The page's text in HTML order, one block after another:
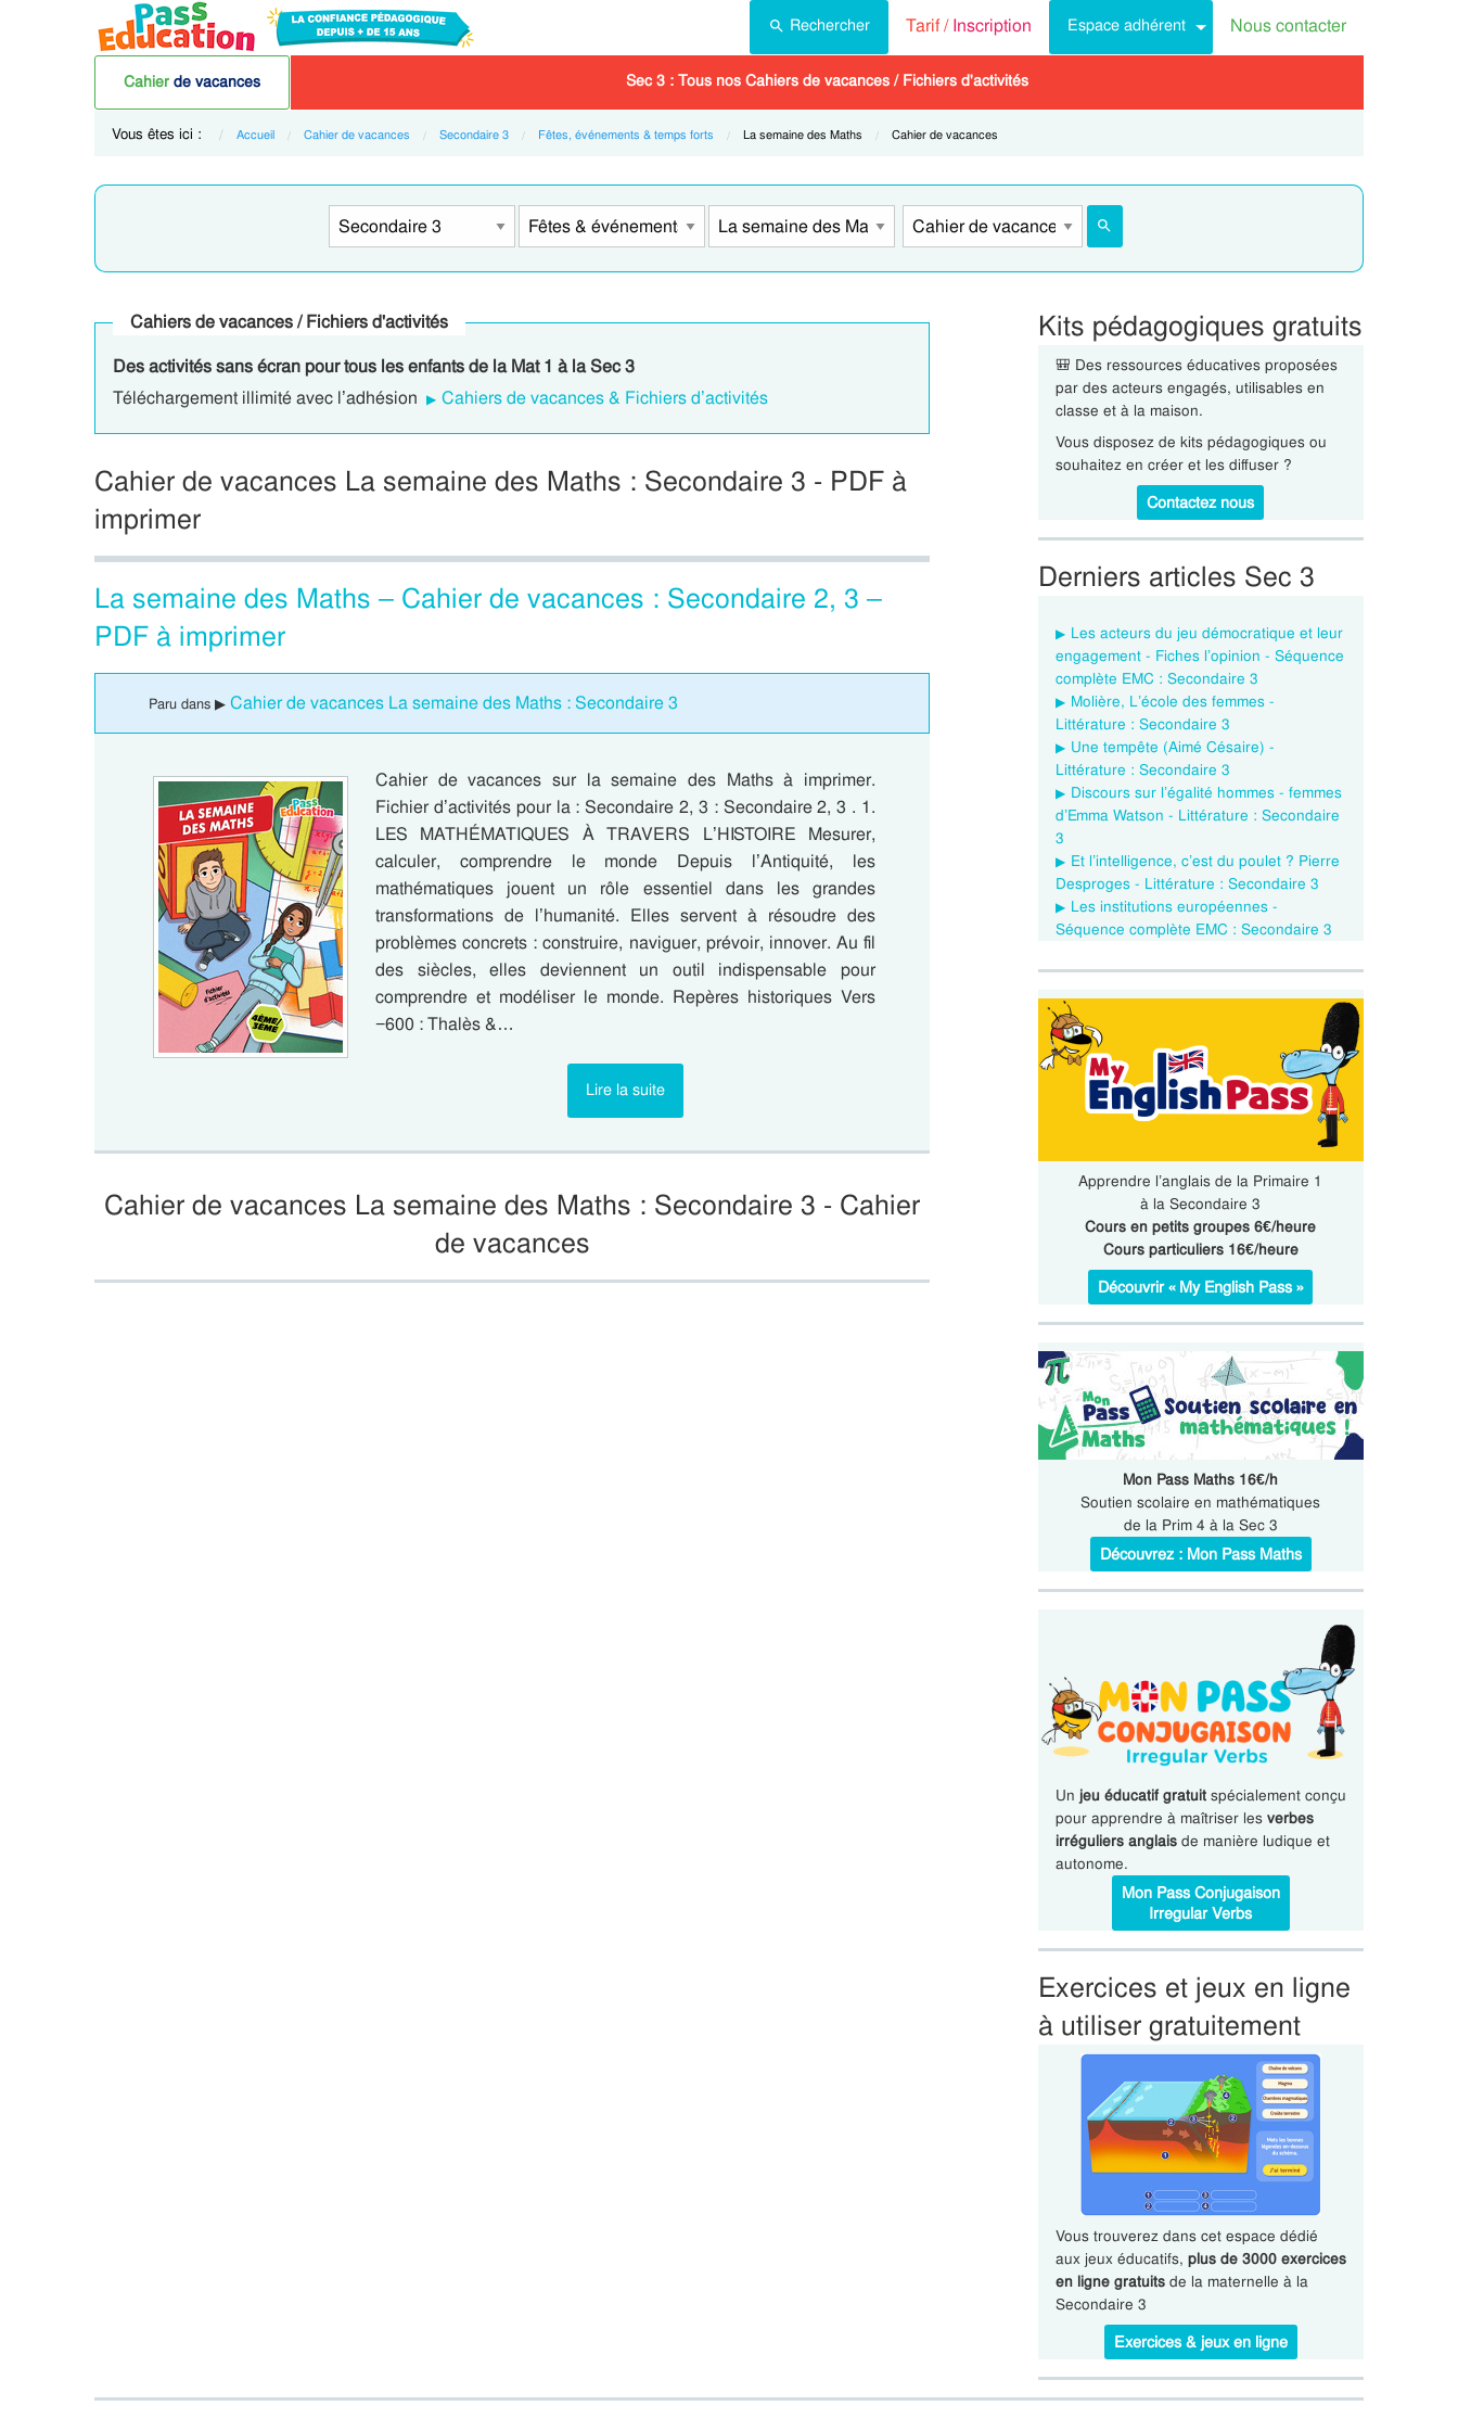
Rechercher Tarif /Inscription Espace adhérent Nous contacter
Cahier de vacances Sec 3 : Tous nos Cahiers de vacances / Fichiers d'activités
Vous êtes ici : Accueil Cahier de vacances Secondaire 3 Fêtes, événements & temps forts Current:
La semaine des Maths Current:
Cahier de vacances
Cahiers de vacances / Fichiers d'activités
Des activités sans écran pour tous les enfants de la Mat 1 à la Sec 3
Téléchargement illimité avec l’adhésion
Cahiers de vacances & Fichiers d’activités
Cahier de vacances La semaine des Maths : Secondaire 3 - PDF à
imprimer
La semaine des Maths – Cahier de vacances : Secondaire 2, 3 –
PDF à imprimer
Paru dans ▶ Cahier de vacances La semaine des Maths : Secondaire 3
Cahier de vacances sur la semaine des Maths à imprimer.
Fichier d’activités pour la : Secondaire 2, 3 : Secondaire 2, 3 . 1.
LES MATHÉMATIQUES À TRAVERS L’HISTOIRE Mesurer,
calculer, comprendre le monde Depuis l’Antiquité, les
mathématiques jouent un rôle essentiel dans les grandes
transformations de l’humanité. Elles servent à résoudre des
problèmes concrets : construire, naviguer, prévoir, innover. Au fil
des siècles, elles deviennent un outil indispensable pour
comprendre et modéliser le monde. Repères historiques Vers
−600 : Thalès &…
Lire la suite
Cahier de vacances La semaine des Maths : Secondaire 3 - Cahier
de vacances
Kits pédagogiques gratuits
🎒 Des ressources éducatives proposées
par des acteurs engagés, utilisables en
classe et à la maison.
Vous disposez de kits pédagogiques ou
souhaitez en créer et les diffuser ?
Contactez nous
Derniers articles Sec 3
Les acteurs du jeu démocratique et leur
engagement - Fiches l’opinion - Séquence
complète EMC : Secondaire 3
Molière, L’école des femmes -
Littérature : Secondaire 3
Une tempête (Aimé Césaire) -
Littérature : Secondaire 3
Discours sur l’égalité hommes - femmes
d’Emma Watson - Littérature : Secondaire
3
Et l’intelligence, c’est du poulet ? Pierre
Desproges - Littérature : Secondaire 3
Les institutions européennes -
Séquence complète EMC : Secondaire 3
Apprendre l’anglais de la Primaire 1
à la Secondaire 3
Cours en petits groupes 6€/heure
Cours particuliers 16€/heure
Découvrir « My English Pass »
Mon Pass Maths 16€/h
Soutien scolaire en mathématiques
de la Prim 4 à la Sec 3
Découvrez : Mon Pass Maths
Un jeu éducatif gratuitspécialement conçu
pour apprendre à maîtriser les verbes
irréguliers anglaisde manière ludique et
autonome.
Mon Pass Conjugaison
Irregular Verbs
Exercices et jeux en ligne
à utiliser gratuitement
Vous trouverez dans cet espace dédié
aux jeux éducatifs, plus de 3000 exercices
en ligne gratuitsde la maternelle à la
Secondaire 3
Exercices & jeux en ligne